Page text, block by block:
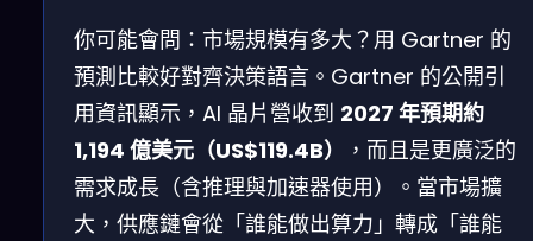
你可能會問：市場規模有多大？用 Gartner 的
預測比較好對齊決策語言。Gartner 的公開引
用資訊顯示，AI 晶片營收到 2027 年預期約
1,194 億美元（US$119.4B）
，而且是更廣泛的
需求成長（含推理與加速器使用）。當市場擴
大，供應鏈會從「誰能做出算力」轉成「誰能